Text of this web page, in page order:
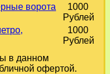
ворота
1000
Рублей
1000
Рублей
в данном
офертой.